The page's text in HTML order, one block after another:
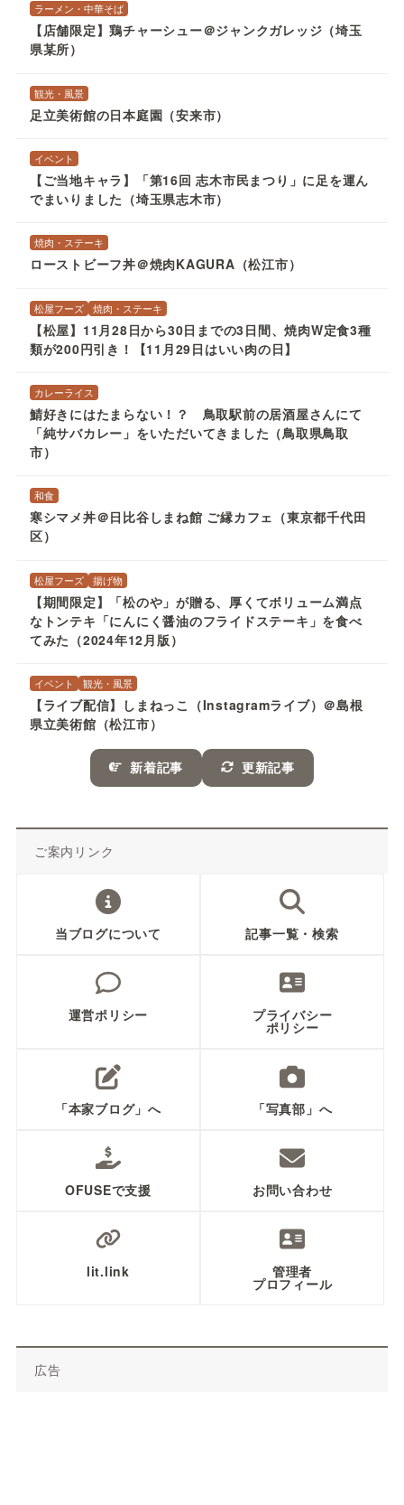
ラーメン・中華そば
【店舗限定】鶏チャーシュー＠ジャンクガレッジ（埼玉
県某所）
観光・風景
足立美術館の日本庭園（安来市）
イベント
【ご当地キャラ】「第16回 志木市民まつり」に足を運ん
でまいりました（埼玉県志木市）
焼肉・ステーキ
ローストビーフ丼＠焼肉KAGURA（松江市）
松屋フーズ 焼肉・ステーキ
【松屋】11月28日から30日までの3日間、焼肉W定食3種
類が200円引き！【11月29日はいい肉の日】
カレーライス
鯖好きにはたまらない！？ 鳥取駅前の居酒屋さんにて
「純サバカレー」をいただいてきました（鳥取県鳥取
市）
和食
寒シマメ丼＠日比谷しまね館 ご縁カフェ（東京都千代田
区）
松屋フーズ 揚げ物
【期間限定】「松のや」が贈る、厚くてボリューム満点
なトンテキ「にんにく醤油のフライドステーキ」を食べ
てみた（2024年12月版）
イベント 観光・風景
【ライブ配信】しまねっこ（Instagramライブ）＠島根
県立美術館（松江市）
新着記事 更新記事
ご案内リンク
当ブログについて 記事一覧・検索
運営ポリシー プライバシー
ポリシー
「本家ブログ」へ 「写真部」へ
OFUSEで支援 お問い合わせ
lit.link 管理者
プロフィール
広告